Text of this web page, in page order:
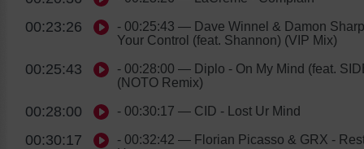
00:23:26 - 00:25:43 — Dave Winnel & Damon
Your Control (feat. Shannon) (VIP Mix)
00:25:43 - 00:28:00 — Diplo - On My Mind (feat.
(NOTO Remix)
00:28:00 - 00:30:17 — CID - Lost Ur Mind
00:30:17 - 00:32:42 — Florian Picasso & GRX -